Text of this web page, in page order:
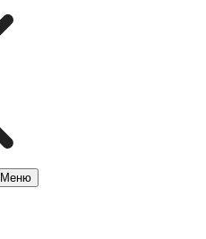
Меню